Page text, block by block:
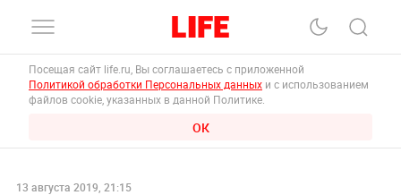
Посещая сайт life.ru, Вы соглашаетесь с приложенной
Политикой обработки Персональных данных и с использованием
файлов cookie, указанных в данной Политике.
ОК
13 августа 2019, 21:15